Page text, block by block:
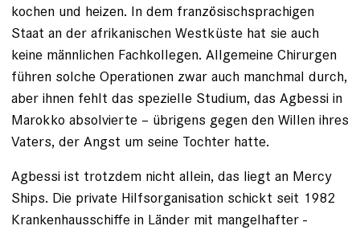
kochen und heizen. In dem französischsprachigen
Staat an der afrikanischen Westküste hat sie auch
keine männlichen Fachkollegen. Allgemeine Chirurgen
führen solche Operationen zwar auch manchmal durch,
aber ihnen fehlt das spezielle Studium, das Agbessi in
Marokko ab­solvierte – übrigens gegen den Willen ihres
Vaters, der Angst um seine Tochter hatte.
Agbessi ist trotzdem nicht allein, das liegt an Mercy
Ships. Die private Hilfsorganisation schickt seit 1982
Krankenhausschiffe in Länder mit mangelhafter ­